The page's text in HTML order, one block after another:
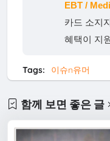
EBT /
카드 소지
혜택이 지
Tags: 이슈n유머
함께 보면 좋은 글